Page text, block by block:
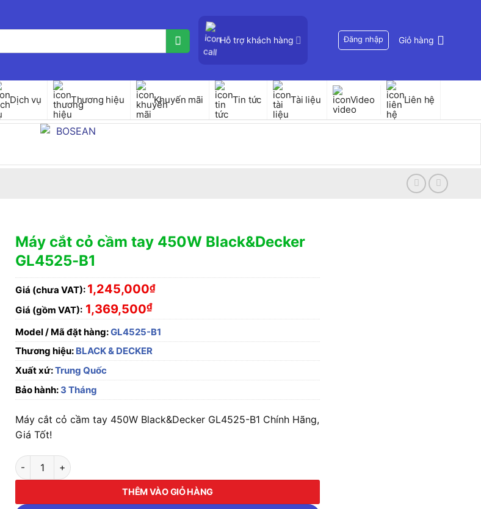
Hỗ trợ khách hàng Đăng nhập Giỏ hàng
Dịch vụ Thương hiệu Khuyến mãi Tin tức Tài liệu Video Liên hệ
Máy cắt cỏ cầm tay 450W Black&Decker
GL4525-B1
Giá (chưa VAT): 1,245,000₫
Giá (gồm VAT): 1,369,500₫
Model / Mã đặt hàng:GL4525-B1
Thương hiệu: BLACK & DECKER
Xuất xứ:Trung Quốc
Bảo hành: 3 Tháng
Máy cắt cỏ cầm tay 450W Black&Decker GL4525-B1 Chính Hãng,
Giá Tốt!
Máy cắt cỏ cầm tay 450W Black&Decker GL4525-B1 số lượng
THÊM VÀO GIỎ HÀNG